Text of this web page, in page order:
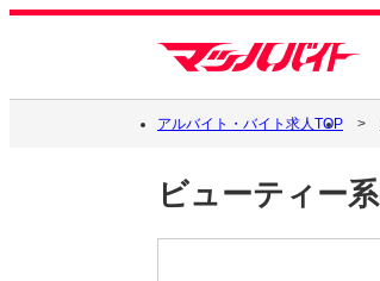
アルバイト・バイト求人TOP
ビューティー